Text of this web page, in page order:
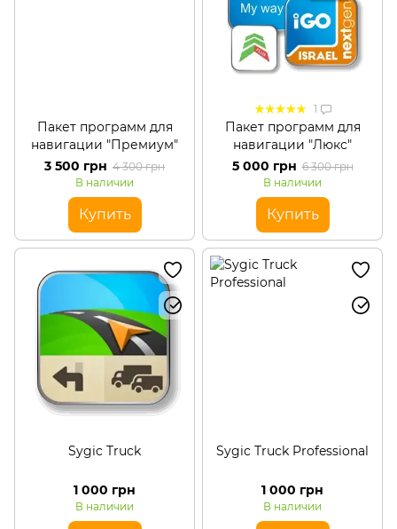
Пакет программ для
навигации "Премиум"
3 500 грн 4 300 грн
В наличии
Купить
1
Пакет программ для
навигации "Люкс"
5 000 грн 6 300 грн
В наличии
Купить
Sygic Truck
1 000 грн
В наличии
Sygic Truck Professional
1 000 грн
В наличии